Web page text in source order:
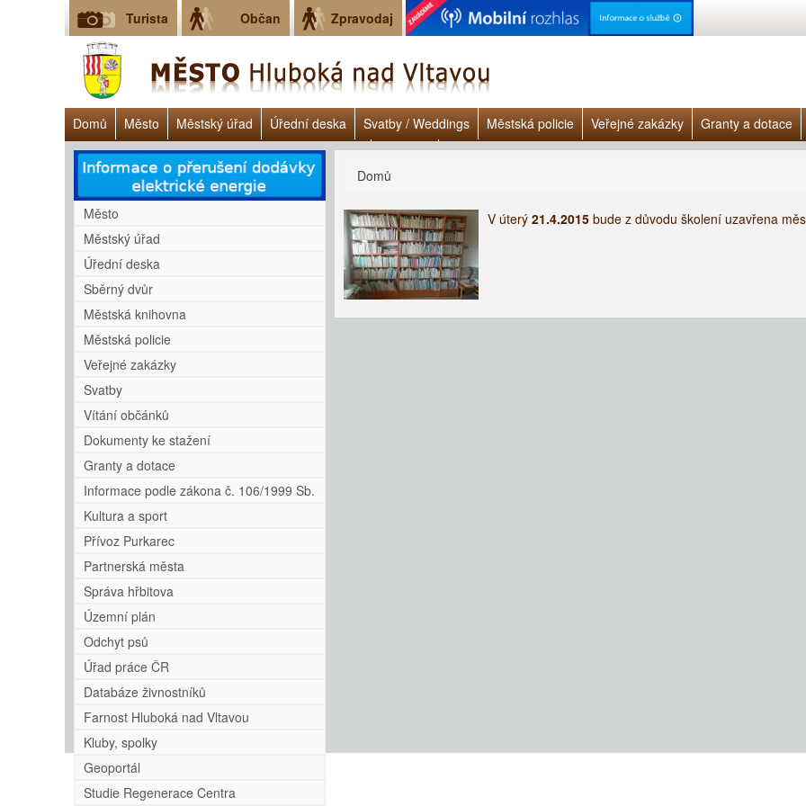
Turista Občan Zpravodaj
Domů Město Městský úřad Úřední deska Svatby / Weddings Městská policie Veřejné zakázky Granty a dotace
Dluhové poradenství - Clověk v tísni o.p.s., chatbot
Vyhlášky
Město
Městský úřad
Úřední deska
Sběrný dvůr
Městská knihovna
Městská policie
Veřejné zakázky
Svatby
Vítání občánků
Dokumenty ke stažení
Granty a dotace
Informace podle zákona č. 106/1999 Sb.
Kultura a sport
Přívoz Purkarec
Partnerská města
Správa hřbitova
Územní plán
Odchyt psů
Úřad práce ČR
Databáze živnostníků
Farnost Hluboká nad Vltavou
Kluby, spolky
Geoportál
Studie Regenerace Centra
Jste zde
Domů
V úterý 21.4.2015 bude z důvodu školení uzavřena